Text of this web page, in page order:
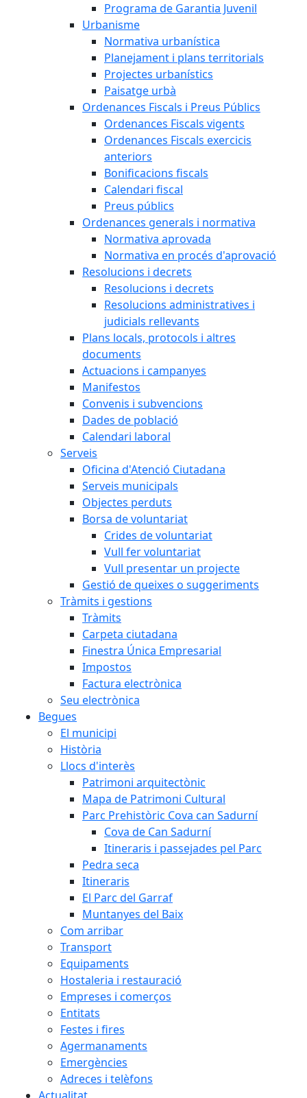
Programa de Garantia Juvenil
Urbanisme
Normativa urbanística
Planejament i plans territorials
Projectes urbanístics
Paisatge urbà
Ordenances Fiscals i Preus Públics
Ordenances Fiscals vigents
Ordenances Fiscals exercicis
anteriors
Bonificacions fiscals
Calendari fiscal
Preus públics
Ordenances generals i normativa
Normativa aprovada
Normativa en procés d'aprovació
Resolucions i decrets
Resolucions i decrets
Resolucions administratives i
judicials rellevants
Plans locals, protocols i altres
documents
Actuacions i campanyes
Manifestos
Convenis i subvencions
Dades de població
Calendari laboral
Serveis
Oficina d'Atenció Ciutadana
Serveis municipals
Objectes perduts
Borsa de voluntariat
Crides de voluntariat
Vull fer voluntariat
Vull presentar un projecte
Gestió de queixes o suggeriments
Tràmits i gestions
Tràmits
Carpeta ciutadana
Finestra Única Empresarial
Impostos
Factura electrònica
Seu electrònica
Begues
El municipi
Història
Llocs d'interès
Patrimoni arquitectònic
Mapa de Patrimoni Cultural
Parc Prehistòric Cova can Sadurní
Cova de Can Sadurní
Itineraris i passejades pel Parc
Pedra seca
Itineraris
El Parc del Garraf
Muntanyes del Baix
Com arribar
Transport
Equipaments
Hostaleria i restauració
Empreses i comerços
Entitats
Festes i fires
Agermanaments
Emergències
Adreces i telèfons